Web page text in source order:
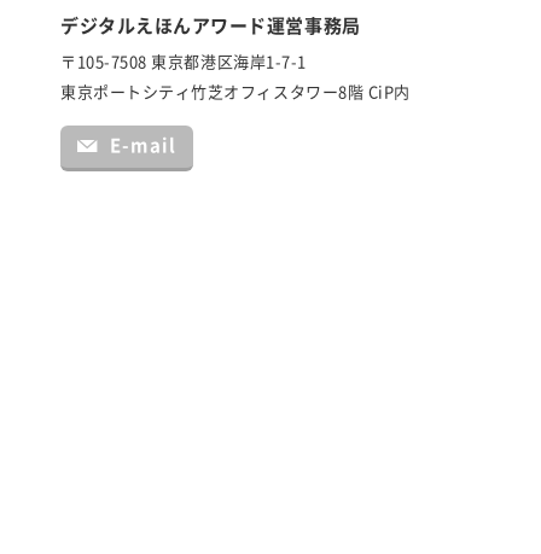
デジタルえほんアワード運営事務局
〒105-7508 東京都港区海岸1-7-1
東京ポートシティ竹芝オフィスタワー8階 CiP内
E-mail